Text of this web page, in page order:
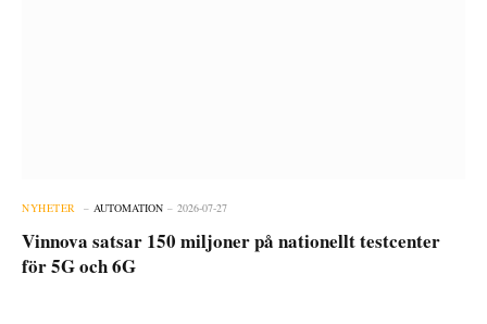
NYHETER AUTOMATION 2026-07-27
Vinnova satsar 150 miljoner på nationellt testcenter
för 5G och 6G